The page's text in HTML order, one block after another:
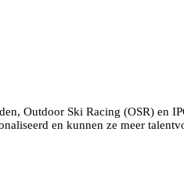
Outdoor Ski Racing (OSR) en
en kunnen ze meer